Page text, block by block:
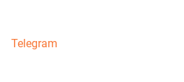
Telegram